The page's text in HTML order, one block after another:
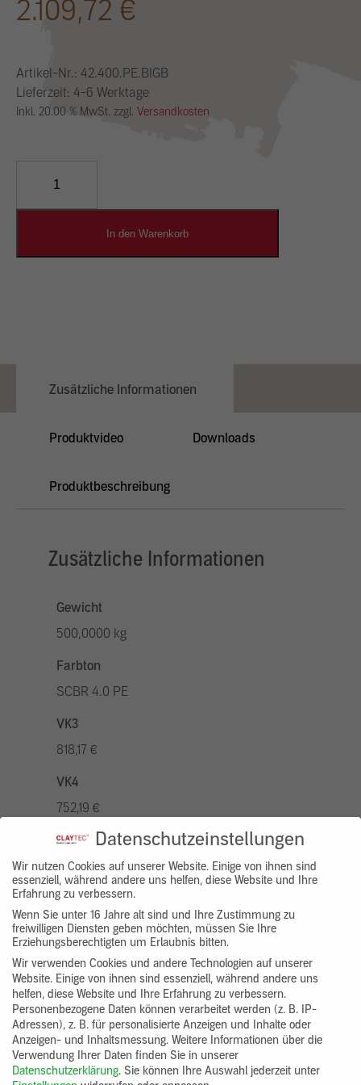
2.109,72 €
Artikel-Nr.: 42.400.PE.BIGB
Lieferzeit: 4-6 Werktage
Inkl. 20.00 % MwSt. zzgl. Versandkosten
Designputz
In den Warenkorb
Zusätzliche Informationen
Produktvideo Downloads
Produktbeschreibung
Zusätzliche Informationen
Gewicht
500,0000 kg
Farbton
SCBR 4.0 PE
VK3
818,17 €
VK4
752,19 €
VK5
936,94 €
VK7
686,20 €
Gruppenprodukt
yosima_designputz_bigb
Datenschutzeinstellungen
Wir nutzen Cookies auf unserer Website. Einige von ihnen sind
essenziell, während andere uns helfen, diese Website und Ihre
Erfahrung zu verbessern.
Wenn Sie unter 16 Jahre alt sind und Ihre Zustimmung zu
freiwilligen Diensten geben möchten, müssen Sie Ihre
Erziehungsberechtigten um Erlaubnis bitten.
Wir verwenden Cookies und andere Technologien auf unserer
Website. Einige von ihnen sind essenziell, während andere uns
helfen, diese Website und Ihre Erfahrung zu verbessern.
Personenbezogene Daten können verarbeitet werden (z. B. IP-
Adressen), z. B. für personalisierte Anzeigen und Inhalte oder
Anzeigen- und Inhaltsmessung. Weitere Informationen über die
Verwendung Ihrer Daten finden Sie in unserer
Datenschutzerklärung. Sie können Ihre Auswahl jederzeit unter